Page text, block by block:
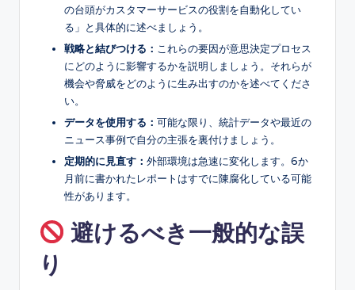
の台頭がカスタマーサービスの役割を自動化してい
る」と具体的に述べましょう。
戦略と結びつける： これらの要因が意思決定プロセス
にどのように影響するかを説明しましょう。それらが
機会や脅威をどのように生み出すのかを述べてくださ
い。
データを使用する： 可能な限り、統計データや最近の
ニュース事例で自分の主張を裏付けましょう。
定期的に見直す： 外部環境は急速に変化します。6か
月前に書かれたレポートはすでに陳腐化している可能
性があります。
避けるべき一般的な誤
り